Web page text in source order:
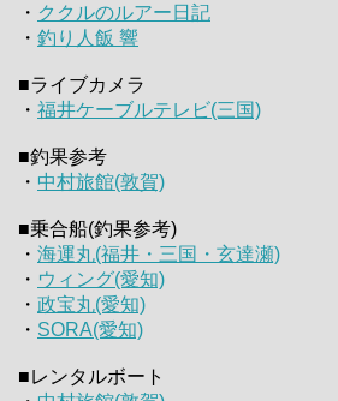
・ ククルのルアー日記
・ 釣り人飯 響
■ライブカメラ
・ 福井ケーブルテレビ(三国)
■釣果参考
・ 中村旅館(敦賀)
■乗合船(釣果参考)
・ 海運丸(福井・三国・玄達瀬)
・ ウィング(愛知)
・ 政宝丸(愛知)
・ SORA(愛知)
■レンタルボート